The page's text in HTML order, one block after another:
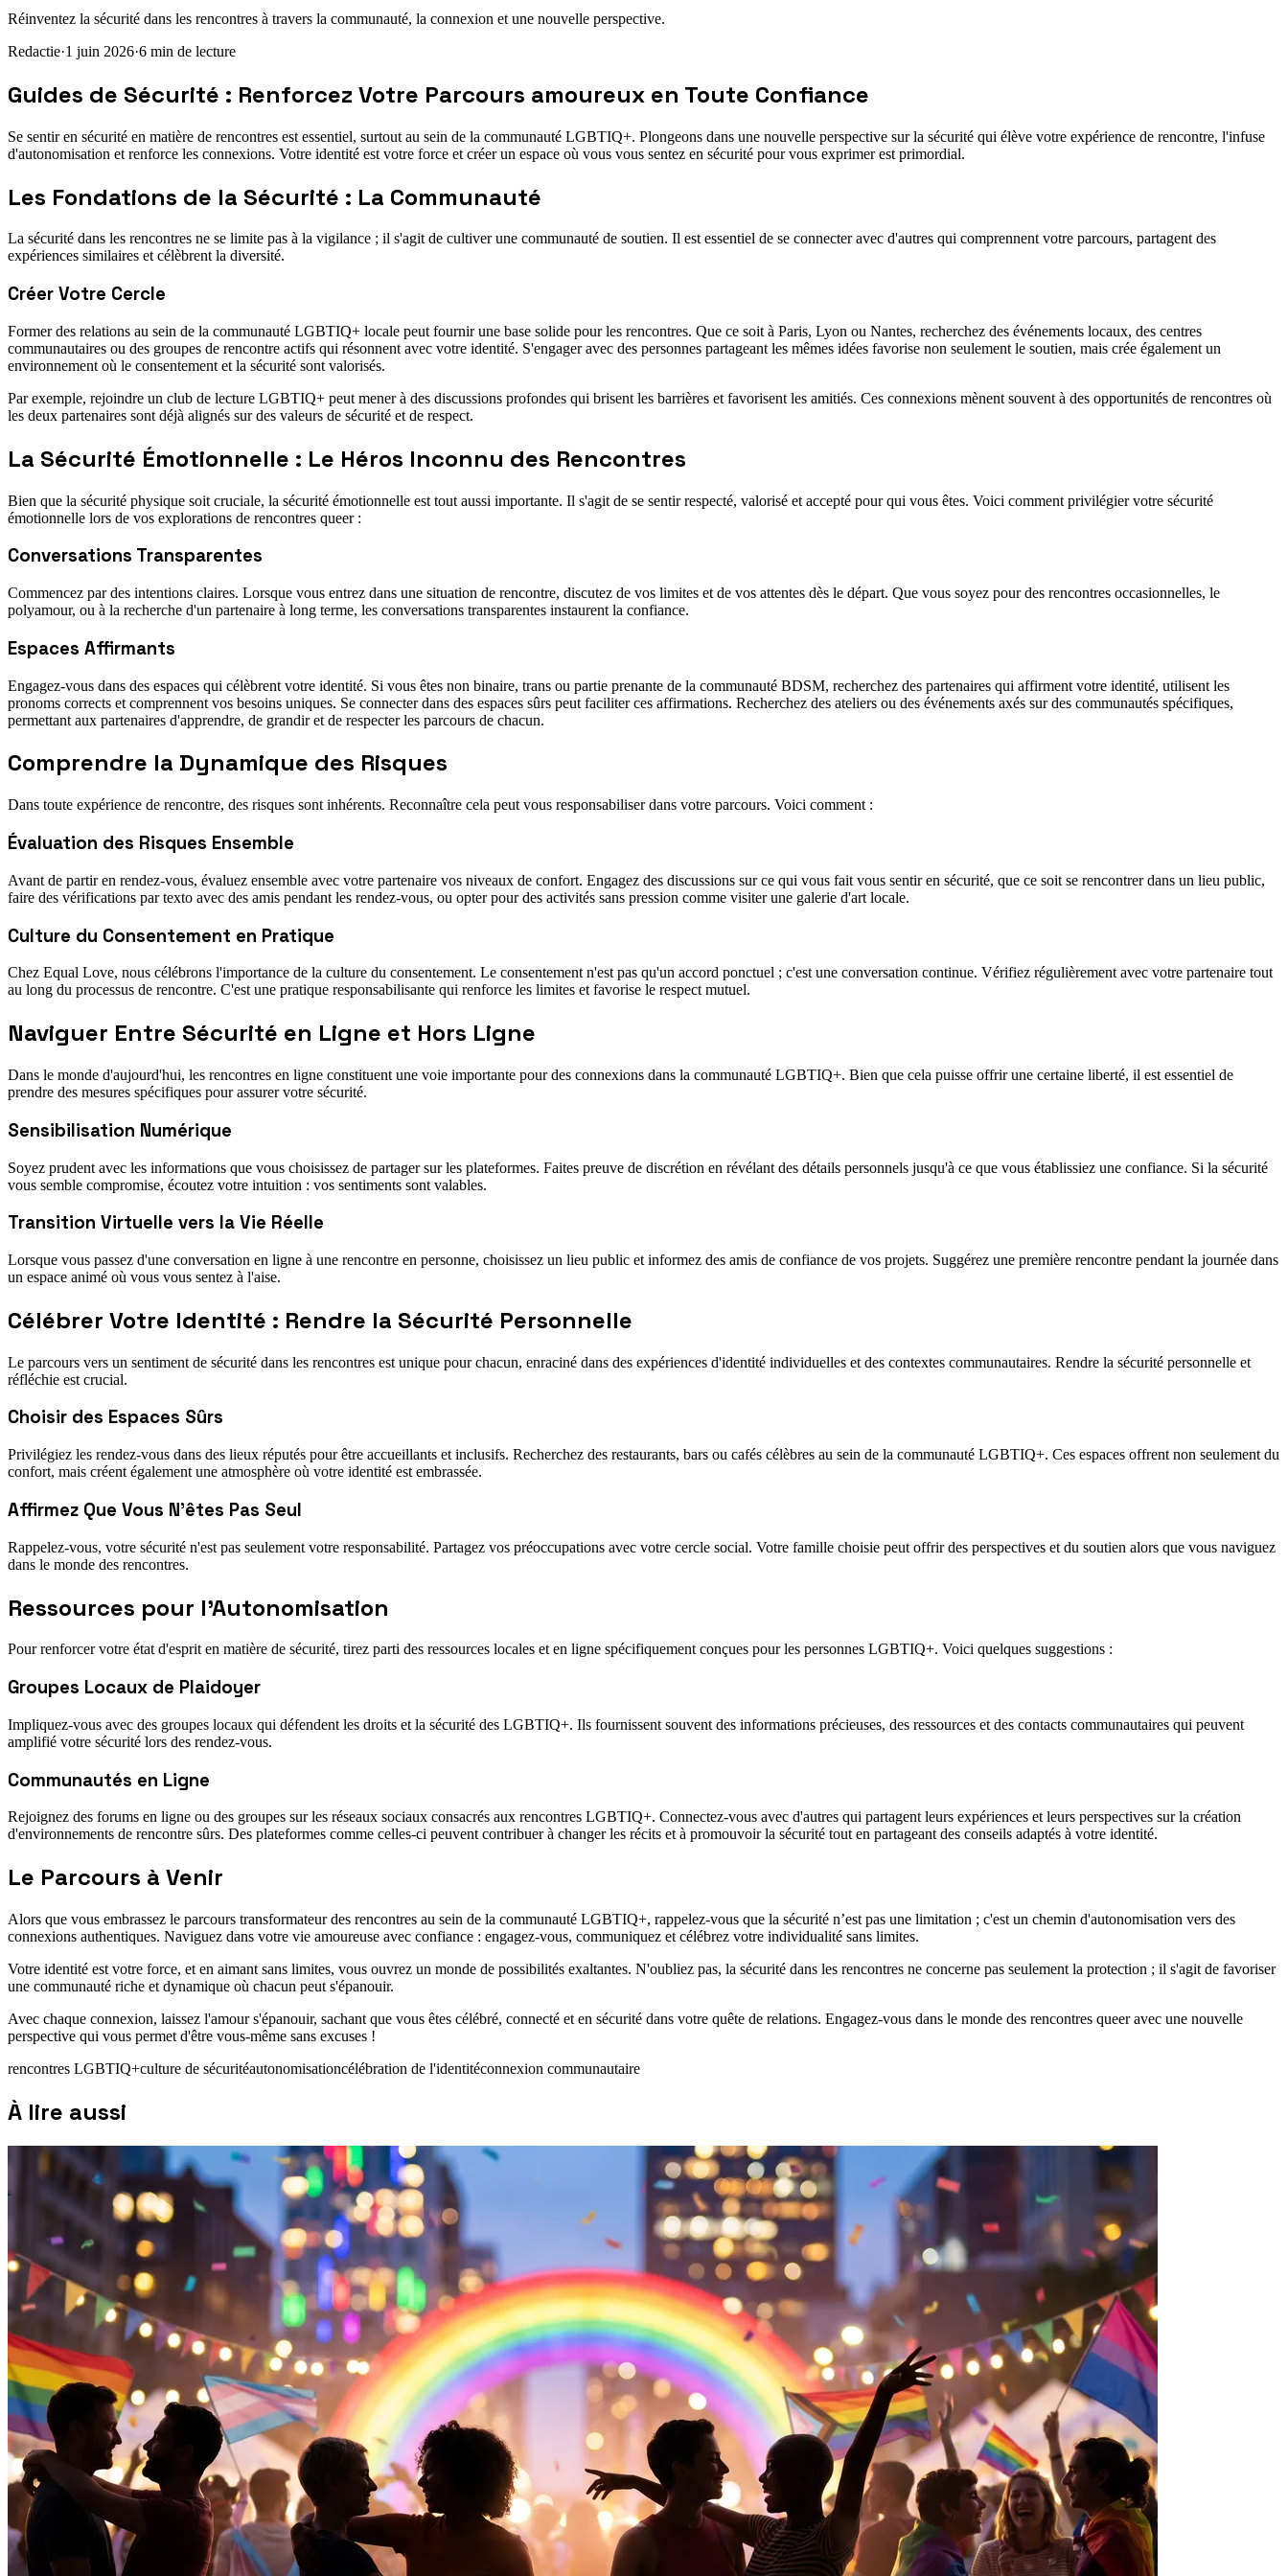
Réinventez la sécurité dans les rencontres à travers la communauté, la connexion et une nouvelle perspective.
Redactie·1 juin 2026·6 min de lecture
Guides de Sécurité : Renforcez Votre Parcours amoureux en Toute Confiance
Se sentir en sécurité en matière de rencontres est essentiel, surtout au sein de la communauté LGBTIQ+. Plongeons dans une nouvelle perspective sur la sécurité qui élève votre expérience de rencontre, l'infuse
d'autonomisation et renforce les connexions. Votre identité est votre force et créer un espace où vous vous sentez en sécurité pour vous exprimer est primordial.
Les Fondations de la Sécurité : La Communauté
La sécurité dans les rencontres ne se limite pas à la vigilance ; il s'agit de cultiver une communauté de soutien. Il est essentiel de se connecter avec d'autres qui comprennent votre parcours, partagent des
expériences similaires et célèbrent la diversité.
Créer Votre Cercle
Former des relations au sein de la communauté LGBTIQ+ locale peut fournir une base solide pour les rencontres. Que ce soit à Paris, Lyon ou Nantes, recherchez des événements locaux, des centres
communautaires ou des groupes de rencontre actifs qui résonnent avec votre identité. S'engager avec des personnes partageant les mêmes idées favorise non seulement le soutien, mais crée également un
environnement où le consentement et la sécurité sont valorisés.
Par exemple, rejoindre un club de lecture LGBTIQ+ peut mener à des discussions profondes qui brisent les barrières et favorisent les amitiés. Ces connexions mènent souvent à des opportunités de rencontres où
les deux partenaires sont déjà alignés sur des valeurs de sécurité et de respect.
La Sécurité Émotionnelle : Le Héros Inconnu des Rencontres
Bien que la sécurité physique soit cruciale, la sécurité émotionnelle est tout aussi importante. Il s'agit de se sentir respecté, valorisé et accepté pour qui vous êtes. Voici comment privilégier votre sécurité
émotionnelle lors de vos explorations de rencontres queer :
Conversations Transparentes
Commencez par des intentions claires. Lorsque vous entrez dans une situation de rencontre, discutez de vos limites et de vos attentes dès le départ. Que vous soyez pour des rencontres occasionnelles, le
polyamour, ou à la recherche d'un partenaire à long terme, les conversations transparentes instaurent la confiance.
Espaces Affirmants
Engagez-vous dans des espaces qui célèbrent votre identité. Si vous êtes non binaire, trans ou partie prenante de la communauté BDSM, recherchez des partenaires qui affirment votre identité, utilisent les
pronoms corrects et comprennent vos besoins uniques. Se connecter dans des espaces sûrs peut faciliter ces affirmations. Recherchez des ateliers ou des événements axés sur des communautés spécifiques,
permettant aux partenaires d'apprendre, de grandir et de respecter les parcours de chacun.
Comprendre la Dynamique des Risques
Dans toute expérience de rencontre, des risques sont inhérents. Reconnaître cela peut vous responsabiliser dans votre parcours. Voici comment :
Évaluation des Risques Ensemble
Avant de partir en rendez-vous, évaluez ensemble avec votre partenaire vos niveaux de confort. Engagez des discussions sur ce qui vous fait vous sentir en sécurité, que ce soit se rencontrer dans un lieu public,
faire des vérifications par texto avec des amis pendant les rendez-vous, ou opter pour des activités sans pression comme visiter une galerie d'art locale.
Culture du Consentement en Pratique
Chez Equal Love, nous célébrons l'importance de la culture du consentement. Le consentement n'est pas qu'un accord ponctuel ; c'est une conversation continue. Vérifiez régulièrement avec votre partenaire tout
au long du processus de rencontre. C'est une pratique responsabilisante qui renforce les limites et favorise le respect mutuel.
Naviguer Entre Sécurité en Ligne et Hors Ligne
Dans le monde d'aujourd'hui, les rencontres en ligne constituent une voie importante pour des connexions dans la communauté LGBTIQ+. Bien que cela puisse offrir une certaine liberté, il est essentiel de
prendre des mesures spécifiques pour assurer votre sécurité.
Sensibilisation Numérique
Soyez prudent avec les informations que vous choisissez de partager sur les plateformes. Faites preuve de discrétion en révélant des détails personnels jusqu'à ce que vous établissiez une confiance. Si la sécurité
vous semble compromise, écoutez votre intuition : vos sentiments sont valables.
Transition Virtuelle vers la Vie Réelle
Lorsque vous passez d'une conversation en ligne à une rencontre en personne, choisissez un lieu public et informez des amis de confiance de vos projets. Suggérez une première rencontre pendant la journée dans
un espace animé où vous vous sentez à l'aise.
Célébrer Votre Identité : Rendre la Sécurité Personnelle
Le parcours vers un sentiment de sécurité dans les rencontres est unique pour chacun, enraciné dans des expériences d'identité individuelles et des contextes communautaires. Rendre la sécurité personnelle et
réfléchie est crucial.
Choisir des Espaces Sûrs
Privilégiez les rendez-vous dans des lieux réputés pour être accueillants et inclusifs. Recherchez des restaurants, bars ou cafés célèbres au sein de la communauté LGBTIQ+. Ces espaces offrent non seulement du
confort, mais créent également une atmosphère où votre identité est embrassée.
Affirmez Que Vous N'êtes Pas Seul
Rappelez-vous, votre sécurité n'est pas seulement votre responsabilité. Partagez vos préoccupations avec votre cercle social. Votre famille choisie peut offrir des perspectives et du soutien alors que vous naviguez
dans le monde des rencontres.
Ressources pour l’Autonomisation
Pour renforcer votre état d'esprit en matière de sécurité, tirez parti des ressources locales et en ligne spécifiquement conçues pour les personnes LGBTIQ+. Voici quelques suggestions :
Groupes Locaux de Plaidoyer
Impliquez-vous avec des groupes locaux qui défendent les droits et la sécurité des LGBTIQ+. Ils fournissent souvent des informations précieuses, des ressources et des contacts communautaires qui peuvent
amplifié votre sécurité lors des rendez-vous.
Communautés en Ligne
Rejoignez des forums en ligne ou des groupes sur les réseaux sociaux consacrés aux rencontres LGBTIQ+. Connectez-vous avec d'autres qui partagent leurs expériences et leurs perspectives sur la création
d'environnements de rencontre sûrs. Des plateformes comme celles-ci peuvent contribuer à changer les récits et à promouvoir la sécurité tout en partageant des conseils adaptés à votre identité.
Le Parcours à Venir
Alors que vous embrassez le parcours transformateur des rencontres au sein de la communauté LGBTIQ+, rappelez-vous que la sécurité n’est pas une limitation ; c'est un chemin d'autonomisation vers des
connexions authentiques. Naviguez dans votre vie amoureuse avec confiance : engagez-vous, communiquez et célébrez votre individualité sans limites.
Votre identité est votre force, et en aimant sans limites, vous ouvrez un monde de possibilités exaltantes. N'oubliez pas, la sécurité dans les rencontres ne concerne pas seulement la protection ; il s'agit de favoriser
une communauté riche et dynamique où chacun peut s'épanouir.
Avec chaque connexion, laissez l'amour s'épanouir, sachant que vous êtes célébré, connecté et en sécurité dans votre quête de relations. Engagez-vous dans le monde des rencontres queer avec une nouvelle
perspective qui vous permet d'être vous-même sans excuses !
rencontres LGBTIQ+culture de sécuritéautonomisationcélébration de l'identitéconnexion communautaire
À lire aussi